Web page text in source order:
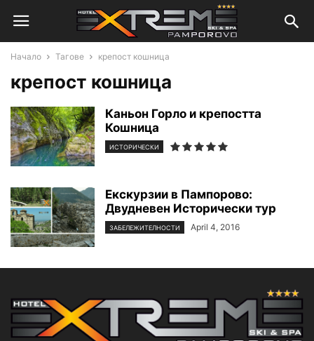
Начало Тагове крепост кошница
крепост кошница
Каньон Горло и крепостта
Кошница
ИСТОРИЧЕСКИ
Екскурзии в Пампорово:
Двудневен Исторически тур
ЗАБЕЛЕЖИТЕЛНОСТИ April 4, 2016